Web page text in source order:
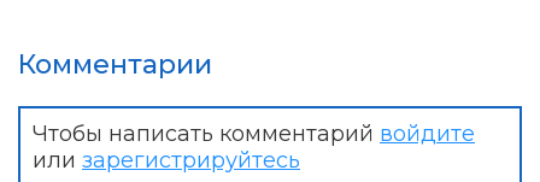
Комментарии
Чтобы написать комментарий войдите
или зарегистрируйтесь